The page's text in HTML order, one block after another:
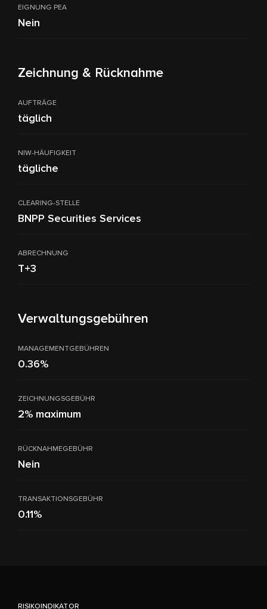
EIGNUNG PEA
Nein
Zeichnung & Rücknahme
AUFTRÄGE
täglich
NIW-HÄUFIGKEIT
tägliche
CLEARING-STELLE
BNPP Securities Services
ABRECHNUNG
T+3
Verwaltungsgebühren
MANAGEMENTGEBÜHREN
0.36%
ZEICHNUNGSGEBÜHR
2% maximum
RÜCKNAHMEGEBÜHR
Nein
TRANSAKTIONSGEBÜHR
0.11%
RISIKOINDIKATOR